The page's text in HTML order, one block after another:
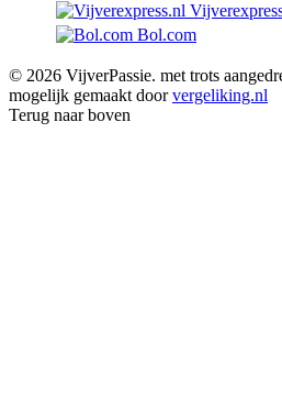
Bol.com
© 2026 VijverPassie. met trots
mogelijk gemaakt doorvergeliking.nl
Terug naar boven